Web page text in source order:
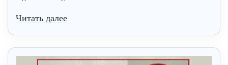
Читать далее